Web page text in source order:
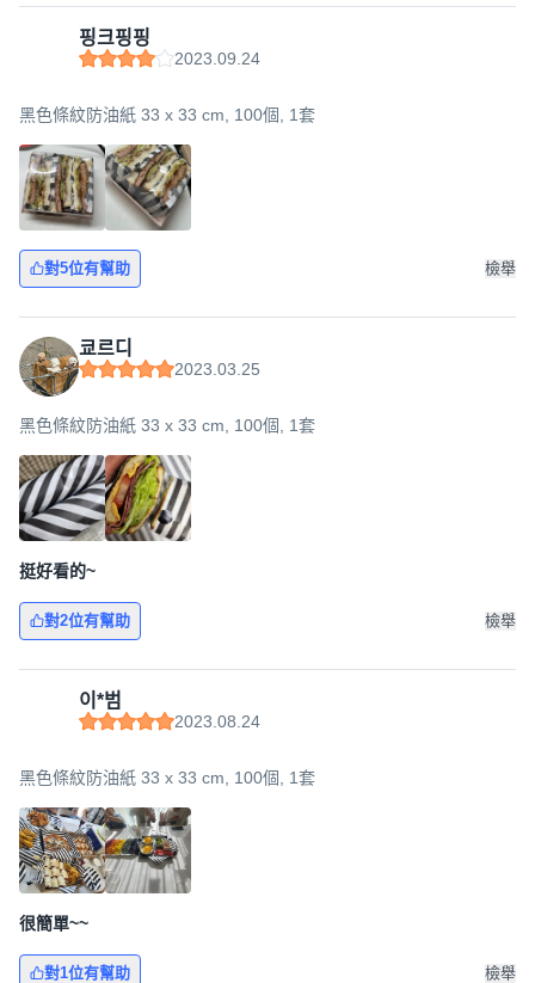
핑크핑핑
2023.09.24
黑色條紋防油紙 33 x 33 cm, 100個, 1套
對5位有幫助 檢舉
쿄르디
2023.03.25
黑色條紋防油紙 33 x 33 cm, 100個, 1套
挺好看的~
對2位有幫助 檢舉
이*범
2023.08.24
黑色條紋防油紙 33 x 33 cm, 100個, 1套
很簡單~~
對1位有幫助 檢舉